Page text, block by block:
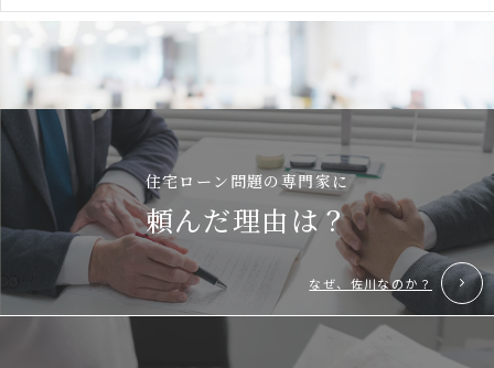
住宅ローン問題の専門家に
頼んだ理由は？
なぜ、佐川なのか？